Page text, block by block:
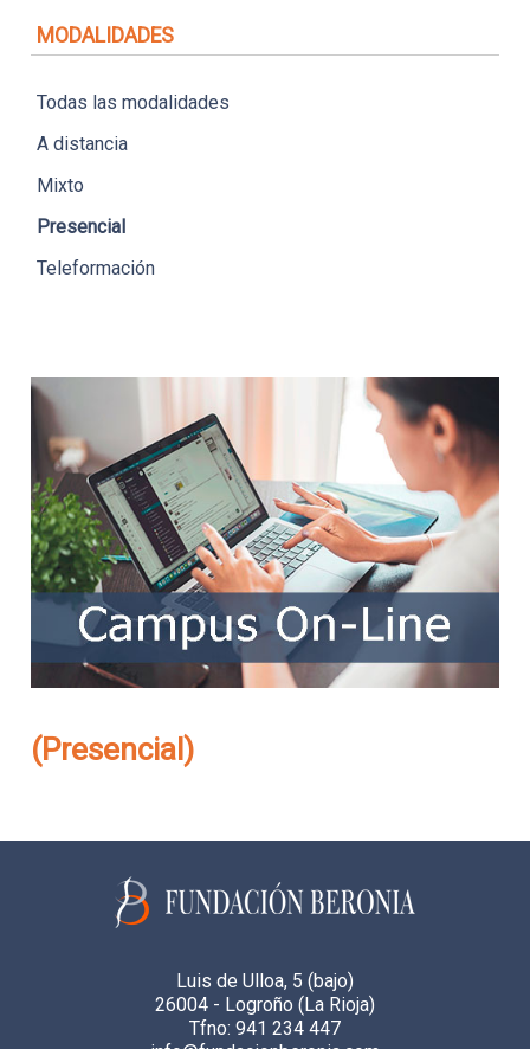
MODALIDADES
Todas las modalidades
A distancia
Mixto
Presencial
Teleformación
(Presencial)
Luis de Ulloa, 5 (bajo)
26004 - Logroño (La Rioja)
Tfno: 941 234 447